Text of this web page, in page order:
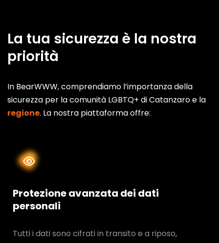
La tua sicurezza è la nostra
priorità
In BearWWW, comprendiamo l’importanza della
sicurezza per la comunità LGBTQ+ di Catanzaro e la
regione. La nostra piattaforma offre:
Protezione avanzata dei dati
personali
Tutti i dati sono cifrati in transito e a riposo,